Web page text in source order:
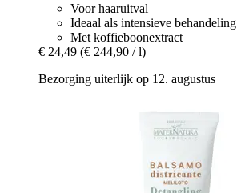
Voor haaruitval
Ideaal als intensieve behandeling
Met koffieboonextract
€ 24,49 (€ 244,90 / l)
Bezorging uiterlijk op 12. augustus